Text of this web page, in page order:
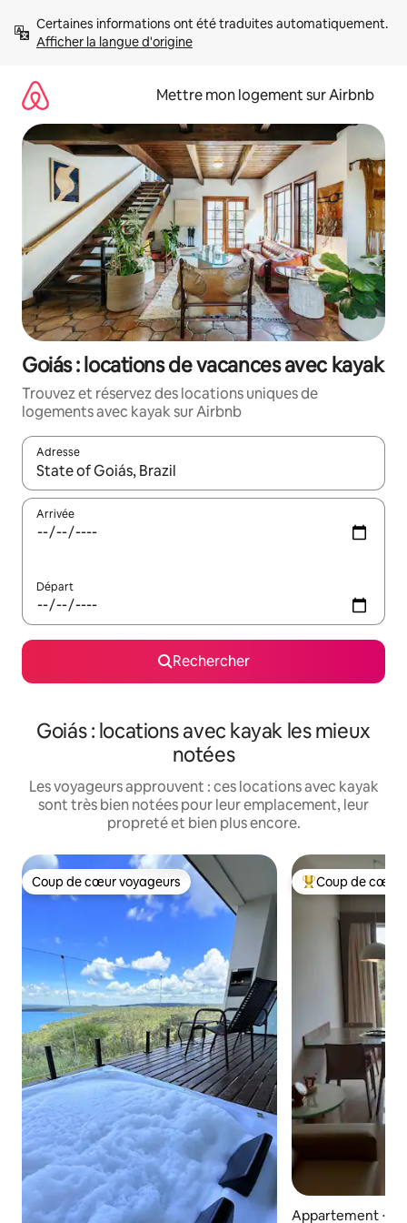
directement
Afficher la langue d'origine
Mettre mon logement sur Airbnb
Goiás : locations de vacances avec kayak
Trouvez et réservez des locations uniques de
logements avec kayak sur Airbnb
Adresse
Lorsque les résultats s'affichent, utilisez les flèches vers le
Arrivée
Départ
Rechercher
Goiás : locations avec kayak les mieux
notées
Les voyageurs approuvent : ces locations avec kayak
sont très bien notées pour leur emplacement, leur
propreté et bien plus encore.
Coup de cœur voyageurs
Coup de cœur voyageurs Coups de cœur
Coup de cœur
Appartement ⋅